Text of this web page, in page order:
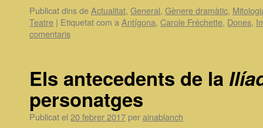
Publicat dins deActualitat, General, Gènere dramàtic,
Teatre | Etiquetat com a Antígona, Carole Fréchette, Dones,
comentaris
Els antecedents de la
personatges
Publicat el 20 febrer 2017 perainablanch